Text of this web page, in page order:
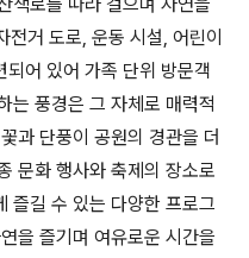
책로를 따라 걸으며 자연을
거 도로, 운동 시설, 어린이
어 있어 가족 단위 방문객
는 풍경은 그 자체로 매력적
과 단풍이 공원의 경관을 더
문화 행사와 축제의 장소로
즐길 수 있는 다양한 프로그
을 즐기며 여유로운 시간을